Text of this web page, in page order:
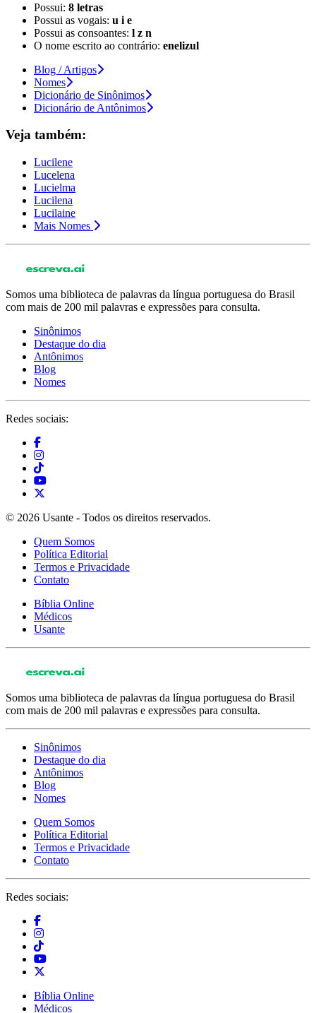
Possui: 8 letras
Possui as vogais: u i e
Possui as consoantes: l z n
O nome escrito ao contrário: enelizul
Blog / Artigos
Nomes
Dicionário de Sinônimos
Dicionário de Antônimos
Veja também:
Lucilene
Lucelena
Lucielma
Lucilena
Lucilaine
Mais Nomes
Somos uma biblioteca de palavras da língua portuguesa do Brasil
com mais de 200 mil palavras e expressões para consulta.
Sinônimos
Destaque do dia
Antônimos
Blog
Nomes
Redes sociais:
© 2026 Usante - Todos os direitos reservados.
Quem Somos
Política Editorial
Termos e Privacidade
Contato
Bíblia Online
Médicos
Usante
Somos uma biblioteca de palavras da língua portuguesa do Brasil
com mais de 200 mil palavras e expressões para consulta.
Sinônimos
Destaque do dia
Antônimos
Blog
Nomes
Quem Somos
Política Editorial
Termos e Privacidade
Contato
Redes sociais:
Bíblia Online
Médicos